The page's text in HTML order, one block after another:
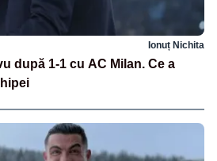
Ionuț Nichita
după 1-1 cu AC Milan. Ce a